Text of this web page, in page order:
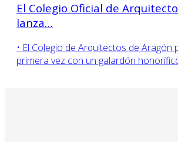
El Colegio Oficial de
lanza…
• El Colegio de Arquitectos de Aragón
primera vez con un galardón